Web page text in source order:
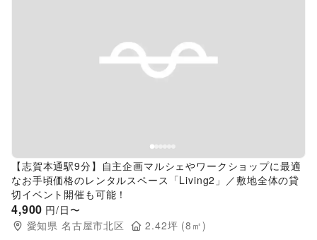
Previous slide
【志賀本通駅9分】自主企画マルシェやワークショップに最適
なお手頃価格のレンタルスペース「Living2」／敷地全体の貸
切イベント開催も可能！
4,900 円/日〜
愛知県 名古屋市北区 2.42坪 (8 ㎡)